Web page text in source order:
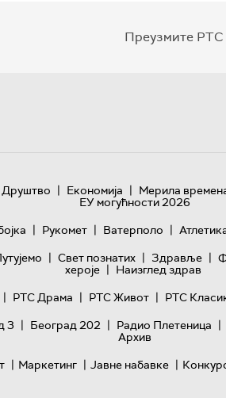
Преузмите РТС
Друштво | Економија | Мерила
ЕУ могућности 2026
| Рукомет | Ватерполо |
| Свет познатих | Здравље |
хероје | Наизглед здрав
| РТС Драма | РТС Живот | РТС
3 | Београд 202 | Радио Плетеница |
Архив
| Маркетинг | Јавне набавке |